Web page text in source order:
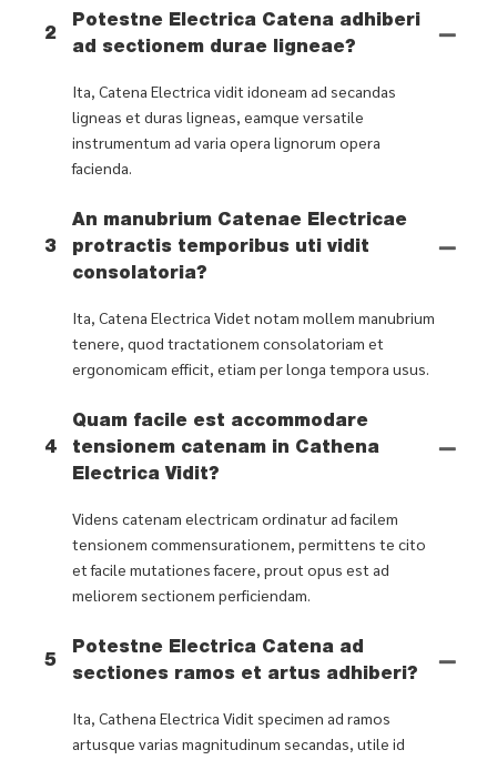
2
Potestne Electrica Catena adhiberi
ad sectionem durae ligneae?
Ita, Catena Electrica vidit idoneam ad secandas
ligneas et duras ligneas, eamque versatile
instrumentum ad varia opera lignorum opera
facienda.
3
An manubrium Catenae Electricae
protractis temporibus uti vidit
consolatoria?
Ita, Catena Electrica Videt notam mollem manubrium
tenere, quod tractationem consolatoriam et
ergonomicam efficit, etiam per longa tempora usus.
4
Quam facile est accommodare
tensionem catenam in Cathena
Electrica Vidit?
Videns catenam electricam ordinatur ad facilem
tensionem commensurationem, permittens te cito
et facile mutationes facere, prout opus est ad
meliorem sectionem perficiendam.
5
Potestne Electrica Catena ad
sectiones ramos et artus adhiberi?
Ita, Cathena Electrica Vidit specimen ad ramos
artusque varias magnitudinum secandas, utile id